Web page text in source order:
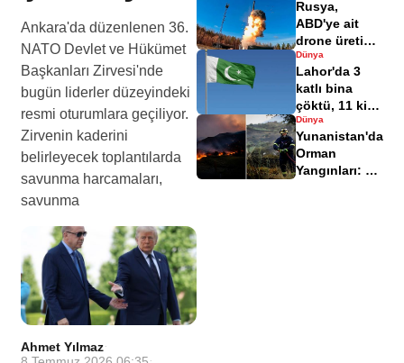
Ankara'da düzenlenen 36.
NATO Devlet ve Hükümet
Başkanları Zirvesi'nde
bugün liderler düzeyindeki
resmi oturumlara geçiliyor.
Zirvenin kaderini
belirleyecek toplantılarda
savunma harcamaları,
savunma
Ahmet Yılmaz·
Rusya,
ABD'ye ait
drone üretim
tesisini
balistik füze
ile vurdu
Dünya
Lahor'da 3
katlı bina
çöktü, 11 kişi
hayatını
kaybetti
Dünya
Yunanistan'da
Orman
Yangınları: 3